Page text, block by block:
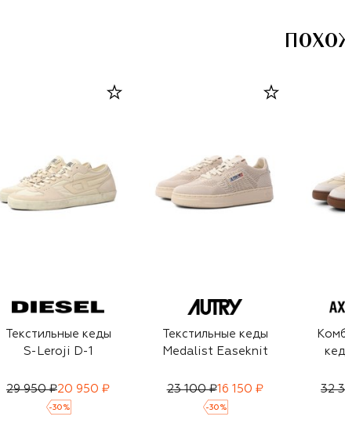
Текстильные кеды
S-Leroji D-1
29 950 ₽20 950 ₽
-30 %
Текстильные кеды
Medalist Easeknit
23 100 ₽16 150 ₽
-30 %
32